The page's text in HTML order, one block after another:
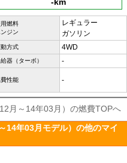
-km
燃料
ジン
レギュラー
ガソリン
方式 4WD
器（ターボ） -
性能 -
月～14年03月）の燃費TOPへ
14年03月モデル）の他のマイ